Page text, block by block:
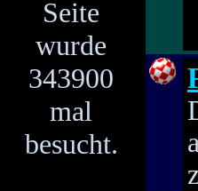
Seite
wurde
343900
mal
besucht.